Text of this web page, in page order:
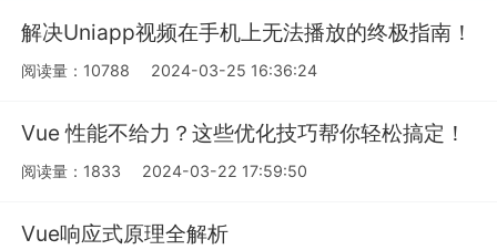
解决Uniapp视频在手机上无法播放的终极指南！
阅读量：10788 2024-03-25 16:36:24
Vue 性能不给力？这些优化技巧帮你轻松搞定！
阅读量：1833 2024-03-22 17:59:50
Vue响应式原理全解析